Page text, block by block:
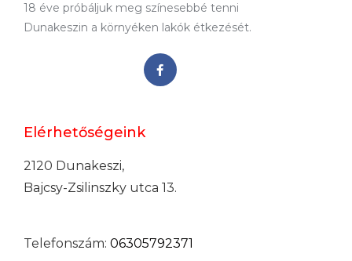
18 éve próbáljuk meg színesebbé tenni
Dunakeszin a környéken lakók étkezését.
Elérhetőségeink
2120 Dunakeszi,
Bajcsy-Zsilinszky utca 13.
Telefonszám: 06305792371